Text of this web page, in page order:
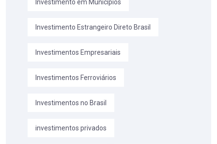
Investimento em Municípios
Investimento Estrangeiro Direto Brasil
Investimentos Empresariais
Investimentos Ferroviários
Investimentos no Brasil
investimentos privados